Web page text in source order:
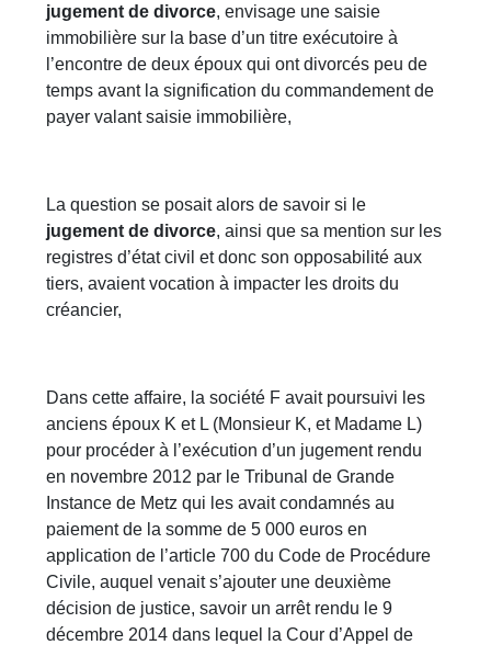
jugement de divorce, envisage une saisie
immobilière sur la base d’un titre exécutoire à
l’encontre de deux époux qui ont divorcés peu de
temps avant la signification du commandement de
payer valant saisie immobilière,
La question se posait alors de savoir si le
jugement de divorce, ainsi que sa mention sur les
registres d’état civil et donc son opposabilité aux
tiers, avaient vocation à impacter les droits du
créancier,
Dans cette affaire, la société F avait poursuivi les
anciens époux K et L (Monsieur K, et Madame L)
pour procéder à l’exécution d’un jugement rendu
en novembre 2012 par le Tribunal de Grande
Instance de Metz qui les avait condamnés au
paiement de la somme de 5 000 euros en
application de l’article 700 du Code de Procédure
Civile, auquel venait s’ajouter une deuxième
décision de justice, savoir un arrêt rendu le 9
décembre 2014 dans lequel la Cour d’Appel de